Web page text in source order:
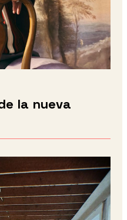
la nueva